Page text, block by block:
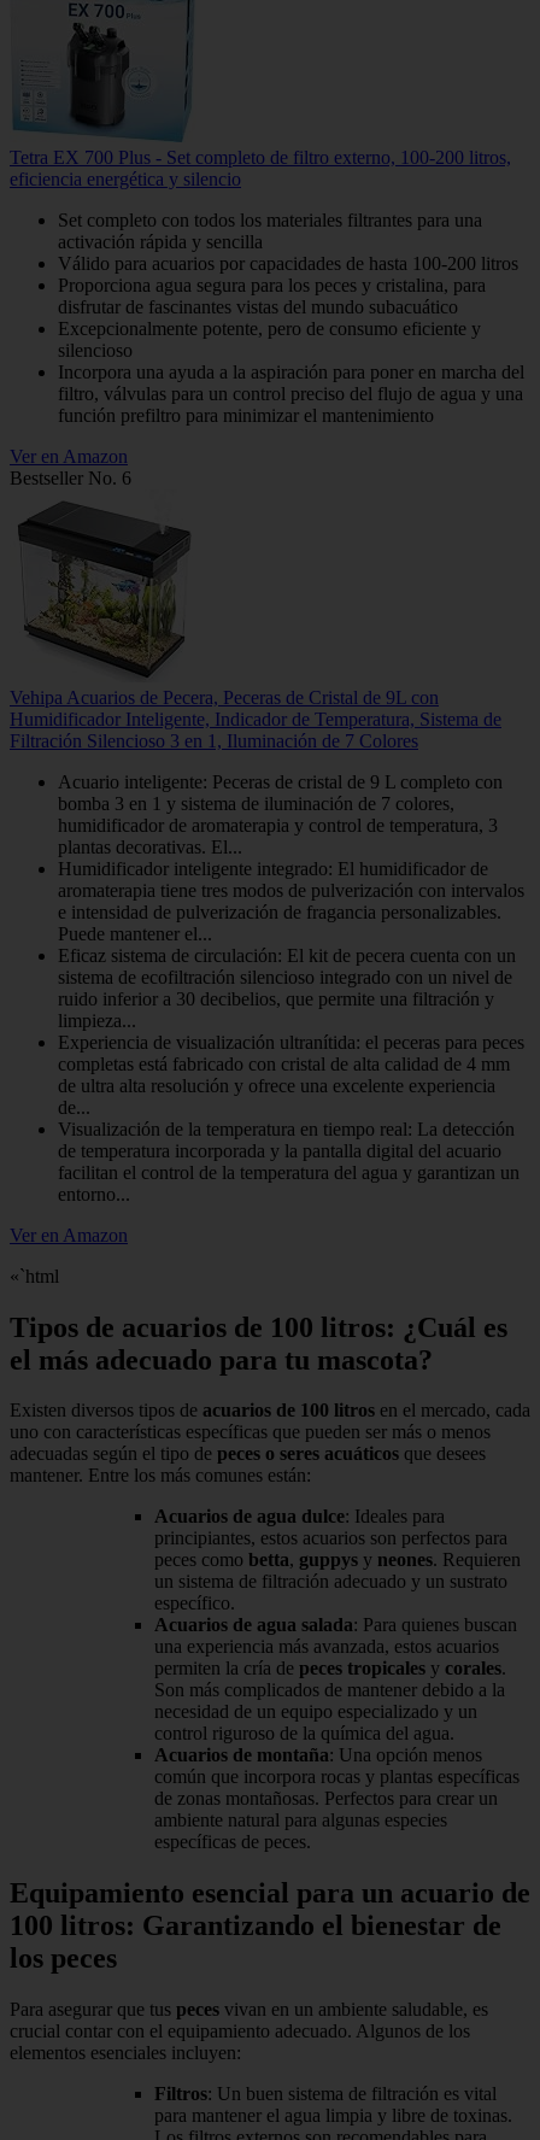
Tetra EX 700 Plus - Set completo de filtro externo, 100-200 litros,
eficiencia energética y silencio
Set completo con todos los materiales filtrantes para una
activación rápida y sencilla
Válido para acuarios por capacidades de hasta 100-200 litros
Proporciona agua segura para los peces y cristalina, para
disfrutar de fascinantes vistas del mundo subacuático
Excepcionalmente potente, pero de consumo eficiente y
silencioso
Incorpora una ayuda a la aspiración para poner en marcha del
filtro, válvulas para un control preciso del flujo de agua y una
función prefiltro para minimizar el mantenimiento
Ver en Amazon
Bestseller No. 6
Vehipa Acuarios de Pecera, Peceras de Cristal de 9L con
Humidificador Inteligente, Indicador de Temperatura, Sistema de
Filtración Silencioso 3 en 1, Iluminación de 7 Colores
Acuario inteligente: Peceras de cristal de 9 L completo con
bomba 3 en 1 y sistema de iluminación de 7 colores,
humidificador de aromaterapia y control de temperatura, 3
plantas decorativas. El...
Humidificador inteligente integrado: El humidificador de
aromaterapia tiene tres modos de pulverización con intervalos
e intensidad de pulverización de fragancia personalizables.
Puede mantener el...
Eficaz sistema de circulación: El kit de pecera cuenta con un
sistema de ecofiltración silencioso integrado con un nivel de
ruido inferior a 30 decibelios, que permite una filtración y
limpieza...
Experiencia de visualización ultranítida: el peceras para peces
completas está fabricado con cristal de alta calidad de 4 mm
de ultra alta resolución y ofrece una excelente experiencia
de...
Visualización de la temperatura en tiempo real: La detección
de temperatura incorporada y la pantalla digital del acuario
facilitan el control de la temperatura del agua y garantizan un
entorno...
Ver en Amazon
«`html
Tipos de acuarios de 100 litros: ¿Cuál es
el más adecuado para tu mascota?
Existen diversos tipos de acuarios de 100 litros en el mercado, cada
uno con características específicas que pueden ser más o menos
adecuadas según el tipo de peces o seres acuáticos que desees
mantener. Entre los más comunes están:
Acuarios de agua dulce: Ideales para
principiantes, estos acuarios son perfectos para
peces como betta, guppys y neones. Requieren
un sistema de filtración adecuado y un sustrato
específico.
Acuarios de agua salada: Para quienes buscan
una experiencia más avanzada, estos acuarios
permiten la cría de peces tropicales y corales.
Son más complicados de mantener debido a la
necesidad de un equipo especializado y un
control riguroso de la química del agua.
Acuarios de montaña: Una opción menos
común que incorpora rocas y plantas específicas
de zonas montañosas. Perfectos para crear un
ambiente natural para algunas especies
específicas de peces.
Equipamiento esencial para un acuario de
100 litros: Garantizando el bienestar de
los peces
Para asegurar que tus peces vivan en un ambiente saludable, es
crucial contar con el equipamiento adecuado. Algunos de los
elementos esenciales incluyen:
Filtros: Un buen sistema de filtración es vital
para mantener el agua limpia y libre de toxinas.